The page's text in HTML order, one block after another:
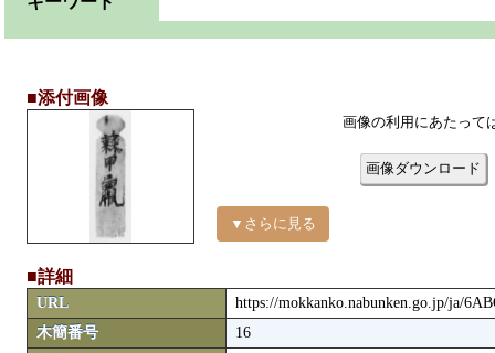
■添付画像
▼さらに見る
画像の利用にあたって
画像ダウンロード
■詳細
URL
https://mokkanko.nabunken.go.jp/ja/
木簡番号
16